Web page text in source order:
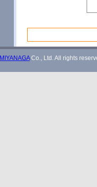
MIYANAGACo., Ltd. All rights